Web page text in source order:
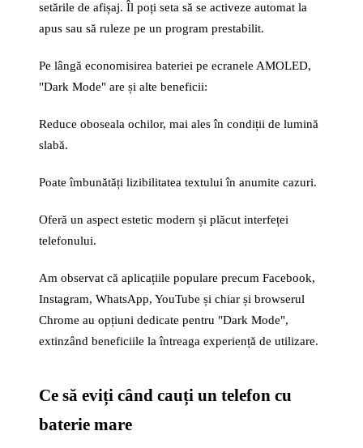
setările de afișaj. Îl poți seta să se activeze automat la
apus sau să ruleze pe un program prestabilit.
Pe lângă economisirea bateriei pe ecranele AMOLED,
"Dark Mode" are și alte beneficii:
Reduce oboseala ochilor, mai ales în condiții de lumină
slabă.
Poate îmbunătăți lizibilitatea textului în anumite cazuri.
Oferă un aspect estetic modern și plăcut interfeței
telefonului.
Am observat că aplicațiile populare precum Facebook,
Instagram, WhatsApp, YouTube și chiar și browserul
Chrome au opțiuni dedicate pentru "Dark Mode",
extinzând beneficiile la întreaga experiență de utilizare.
Ce să eviți când cauți un telefon cu
baterie mare